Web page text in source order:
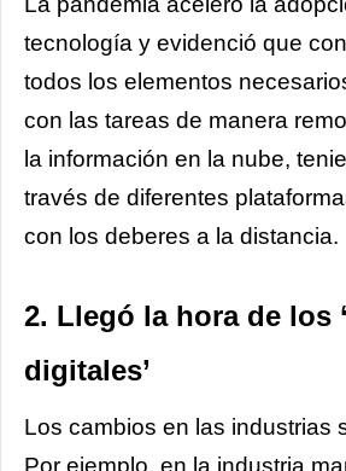
tecnología y evidenció que
todos los elementos
con las tareas de manera
la información en la nube,
través de diferentes
con los deberes a la distancia.
2. Llegó la hora de los
digitales’
Los cambios en las industrias
Por ejemplo, en la industria